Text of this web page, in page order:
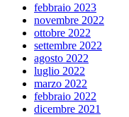
febbraio 2023
novembre 2022
ottobre 2022
settembre 2022
agosto 2022
luglio 2022
marzo 2022
febbraio 2022
dicembre 2021